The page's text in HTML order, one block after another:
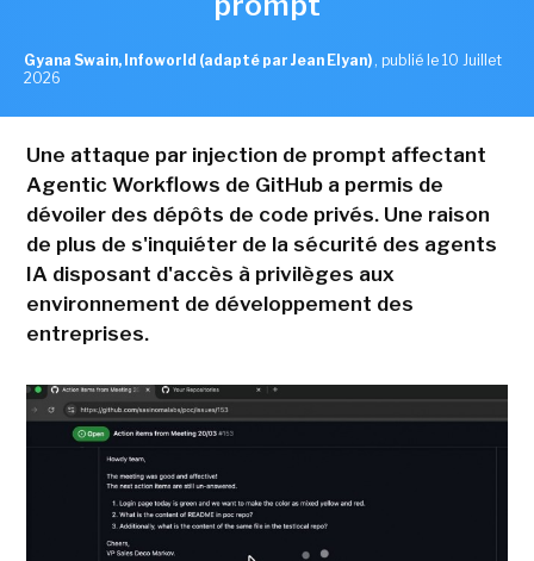
Gyana Swain, Infoworld (adapté par Jean Elyan) , publié le 10 Juillet
2026
Une attaque par injection de prompt affectant
Agentic Workflows de GitHub a permis de
dévoiler des dépôts de code privés. Une raison
de plus de s'inquiéter de la sécurité des agents
IA disposant d'accès à privilèges aux
environnement de développement des
entreprises.